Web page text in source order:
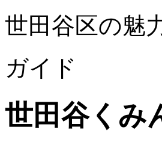
世田谷区の魅
ガイド
世田谷くみ